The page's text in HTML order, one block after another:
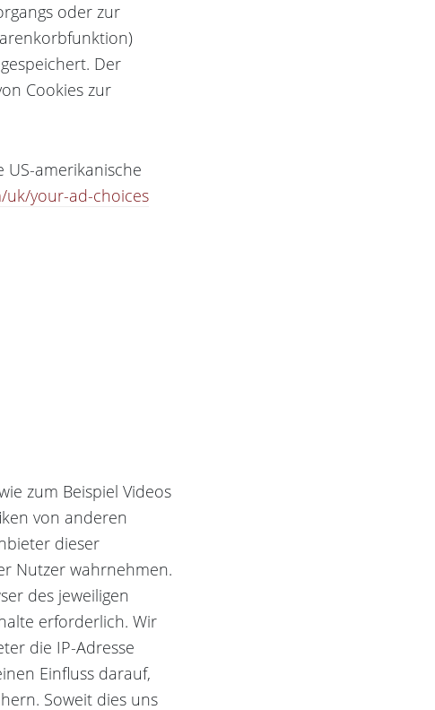
oder zur
Der
Cookies zur
US-amerikanische
your-ad-choices
zum Beispiel Videos
von anderen
dieser
Nutzer wahrnehmen.
des jeweiligen
erforderlich. Wir
die IP-Adresse
Einfluss darauf,
Soweit dies uns